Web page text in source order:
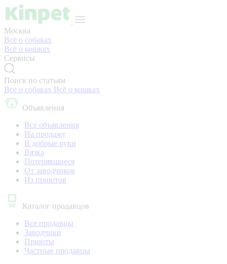
Москва
Всё о собаках
Всё о кошках
Сервисы
Поиск по статьям
Всё о собаках Всё о кошках
Объявления
Все объявления
На продажу
В добрые руки
Вязка
Потерявшиеся
От заводчиков
Из приютов
Каталог продавцов
Все продавцы
Заводчики
Приюты
Частные продавцы